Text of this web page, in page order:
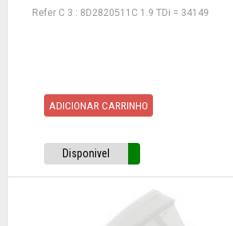
Refer C 3 : 8D2820511C 1.9 TDi = 34149
ADICIONAR CARRINHO
Disponivel